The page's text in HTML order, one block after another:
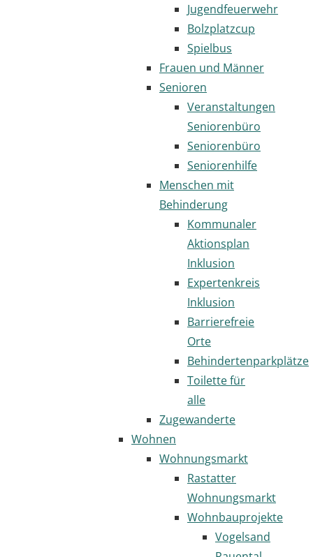
Jugendfeuerwehr
Bolzplatzcup
Spielbus
Frauen und Männer
Senioren
Veranstaltungen
Seniorenbüro
Seniorenbüro
Seniorenhilfe
Menschen mit
Behinderung
Kommunaler
Aktionsplan
Inklusion
Expertenkreis
Inklusion
Barrierefreie
Orte
Behindertenparkplätze
Toilette für
alle
Zugewanderte
Wohnen
Wohnungsmarkt
Rastatter
Wohnungsmarkt
Wohnbauprojekte
Vogelsand